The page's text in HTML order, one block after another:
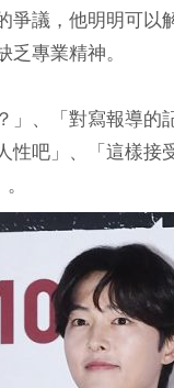
爭議，他明明可以
專業精神。
」、「對寫報導的
性吧」、「這樣接